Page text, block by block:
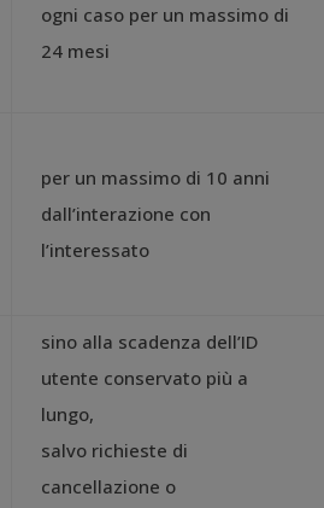
ogni caso per un massimo di
24 mesi
per un massimo di 10 anni
dall’interazione con
l’interessato
sino alla scadenza dell’ID
utente conservato più a
lungo,
salvo richieste di
cancellazione o